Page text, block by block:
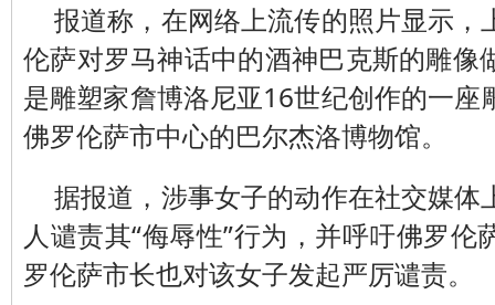
报道称，在网络上流传的照片显示，
伦萨对罗马神话中的酒神巴克斯的雕像
是雕塑家詹博洛尼亚16世纪创作的一座
佛罗伦萨市中心的巴尔杰洛博物馆。
据报道，涉事女子的动作在社交媒体
人谴责其“侮辱性”行为，并呼吁佛罗
罗伦萨市长也对该女子发起严厉谴责。